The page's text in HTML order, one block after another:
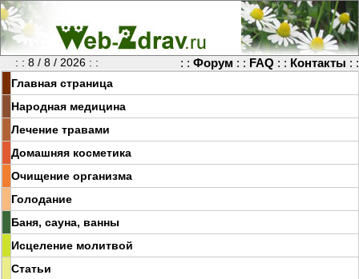
: : 8 / 8 / 2026 : : : : Форум : : FAQ : : Контакты : :
Главная страница
Народная медицина
Лечение травами
Домашняя косметика
Очищение организма
Голодание
Баня, сауна, ванны
Исцеление молитвой
Статьи